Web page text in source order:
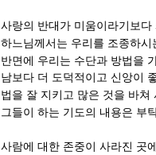
사랑의 반대가 미움이라기보
하느님께서는 우리를 조종하시
반면에 우리는 수단과 방법을
남보다 더 도덕적이고 신앙이
법을 잘 지키고 많은 것을 바
그들이 하는 기도의 내용은 부
사람에 대한 존중이 사라진 곳